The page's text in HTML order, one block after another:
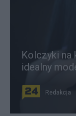
Kolczyki na
idealny
Redakcja